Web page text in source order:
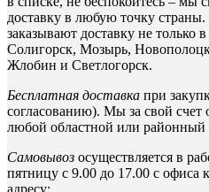
доставку в любую точку
заказывают доставку не только
Солигорск, Мозырь,
Жлобин и Светлогорск.
Бесплатная доставка при
согласованию). Мы за свой счет
любой областной или районный
Самовывоз осуществляется в
пятницу с 9.00 до 17.00 с офиса
адресу: